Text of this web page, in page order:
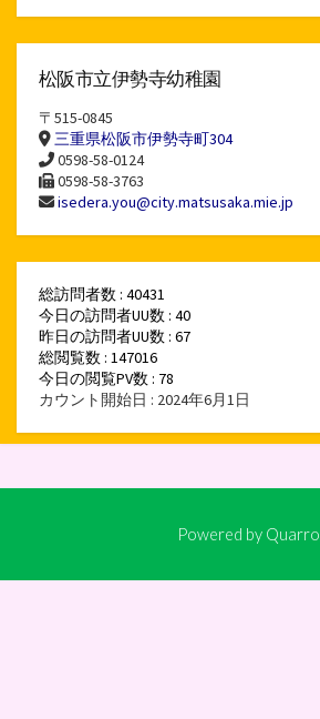
松阪市立伊勢寺幼稚園
〒515-0845
三重県松阪市伊勢寺町304
0598-58-0124
0598-58-3763
isedera.you@city.matsusaka.mie.jp
総訪問者数 : 40431
今日の訪問者UU数 : 40
昨日の訪問者UU数 : 67
総閲覧数 : 147016
今日の閲覧PV数 : 78
カウント開始日 : 2024年6月1日
Powered by Quarro